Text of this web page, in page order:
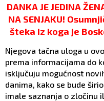
DANKA JE JEDINA
NA SENJAKU!
šteka iz koga je
Njegova tačna uloga u
prema informacijama do
isključuju mogućnost
danima, kako se bude
imale saznanja o zločinu